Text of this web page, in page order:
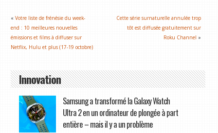
«Votre liste de frénésie du week-
end : 10 meilleures nouvelles
émissions et films à diffuser sur
Netflix, Hulu et plus (17-19 octobre)
Cette série surnaturelle annulée trop
tôt est diffusée gratuitement sur
Roku Channel »
Innovation
Samsung a transformé la Galaxy Watch
Ultra 2 en un ordinateur de plongée à part
entière – mais il y a un problème